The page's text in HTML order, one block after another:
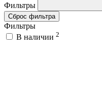
Фильтры
Сброс фильтра
Фильтры
В наличии 2